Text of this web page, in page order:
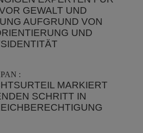
GEWALT UND
AUFGRUND VON
UND
:
MARKIERT
SCHRITT IN